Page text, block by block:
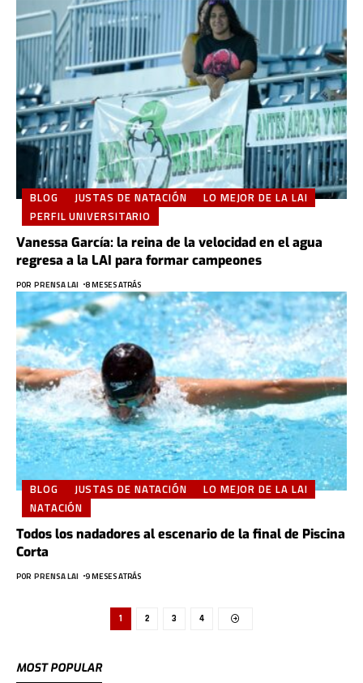
BLOG JUSTAS DE NATACIÓN
LO MEJOR DE LA LAI
PERFIL UNIVERSITARIO
Vanessa García: la reina de la velocidad en el agua
regresa a la LAI para formar campeones
POR PRENSA LAI 8 MESES ATRÁS
BLOG JUSTAS DE NATACIÓN
LO MEJOR DE LA LAI
NATACIÓN
Todos los nadadores al escenario de la final de Piscina
Corta
POR PRENSA LAI 9 MESES ATRÁS
1 2 3 4
MOST POPULAR